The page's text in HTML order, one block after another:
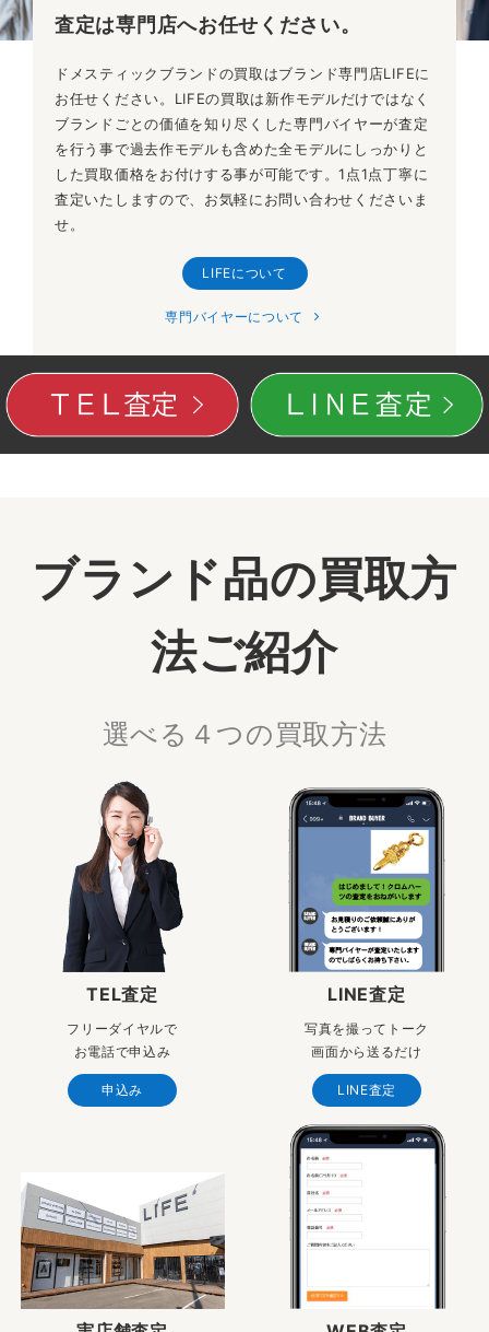
査定は専門店へお任せください。
ドメスティックブランドの買取はブランド専門店LIFEに
お任せください。LIFEの買取は新作モデルだけではなく
ブランドごとの価値を知り尽くした専門バイヤーが査定
を行う事で過去作モデルも含めた全モデルにしっかりと
した買取価格をお付けする事が可能です。1点1点丁寧に
査定いたしますので、お気軽にお問い合わせくださいま
せ。
LIFEについて
専門バイヤーについて
ブランド品の買取方
法ご紹介
選べる４つの買取方法
TEL査定
フリーダイヤルで
お電話で申込み
申込み
LINE査定
写真を撮ってトーク
画面から送るだけ
LINE査定